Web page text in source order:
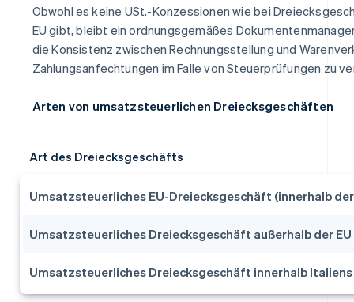
Obwohl es keine USt.-Konzessionen wie bei
EU gibt, bleibt ein ordnungsgemäßes
die Konsistenz zwischen Rechnungsstellung und
Zahlungsanfechtungen im Falle von Steuerprüfungen zu
Arten von umsatzsteuerlichen Dreiecksgeschäften
Art des Dreiecksgeschäfts
Umsatzsteuerliches EU-Dreiecksgeschäft (innerhalb der
Umsatzsteuerliches Dreiecksgeschäft außerhalb der EU
Umsatzsteuerliches Dreiecksgeschäft innerhalb Italiens